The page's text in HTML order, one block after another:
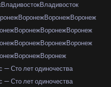
ВладивостокВладивосток
ВоронежВоронежВоронеж
ВоронежВоронежВоронеж
ВоронежВоронежВоронеж
ВоронежВоронеж
— Сто лет одиночества
— Сто лет одиночества